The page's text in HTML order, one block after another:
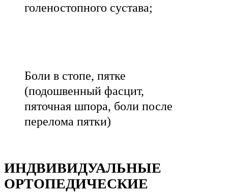
голеностопного сустава;
Боли в стопе, пятке
(подошвенный фасцит,
пяточная шпора, боли после
перелома пятки)
ИНДВИВИДУАЛЬНЫЕ
ОРТОПЕДИЧЕСКИЕ